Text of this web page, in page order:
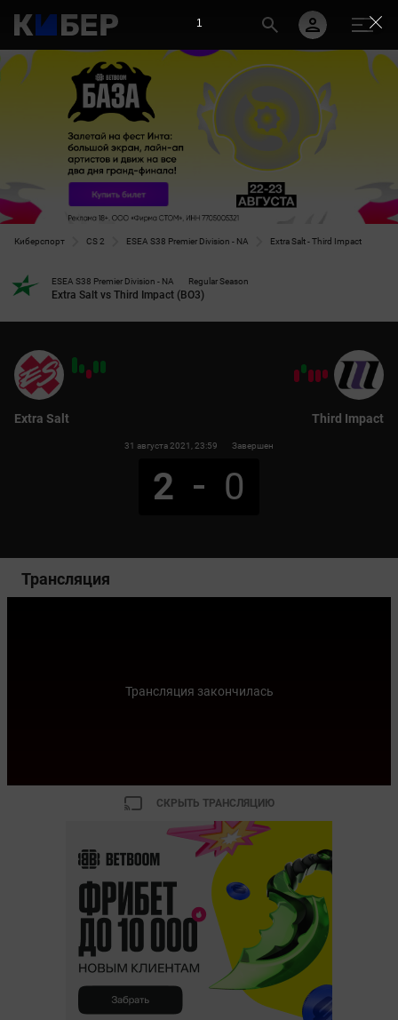
Киберспорт CS 2 ESEA S38 Premier Division - NA Extra Salt - Third Impact
ESEA S38 Premier Division - NA Regular Season
Extra Salt vs Third Impact (BO3)
Extra Salt
31 августа 2021 , 23:59 Завершен
2 0
Third Impact
Трансляция
Трансляция закончилась
СКРЫТЬ ТРАНСЛЯЦИЮ
1